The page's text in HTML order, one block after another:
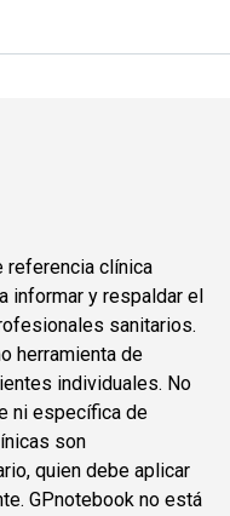
referencia clínica
informar y respaldar el
sanitarios.
herramienta de
individuales. No
ni específica de
son
quien debe aplicar
GPnotebook no está